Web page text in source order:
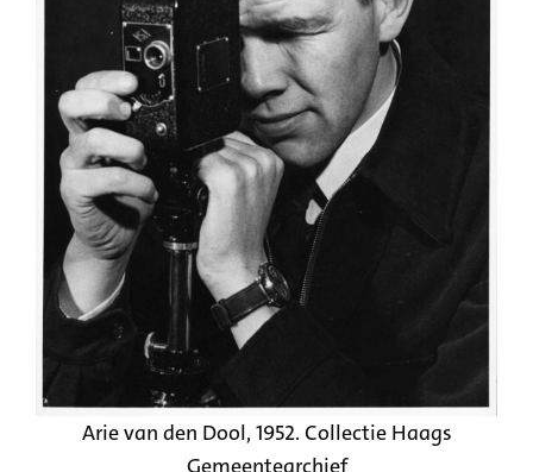
Arie van den Dool, 1952. Collectie Haags
Gemeentearchief